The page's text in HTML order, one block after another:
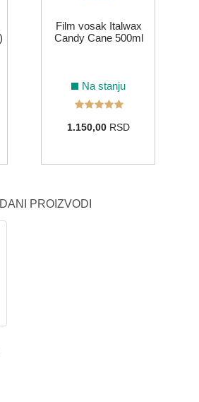
Film vosak Italwax
Candy Cane 500ml
Na stanju
1.150,00RSD
PROIZVODI